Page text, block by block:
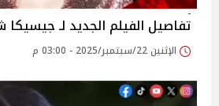
تفاصيل الفيلم الجديد لـ جيسيكا
الإثنين 22/سبتمبر/2025 - 03:00 م